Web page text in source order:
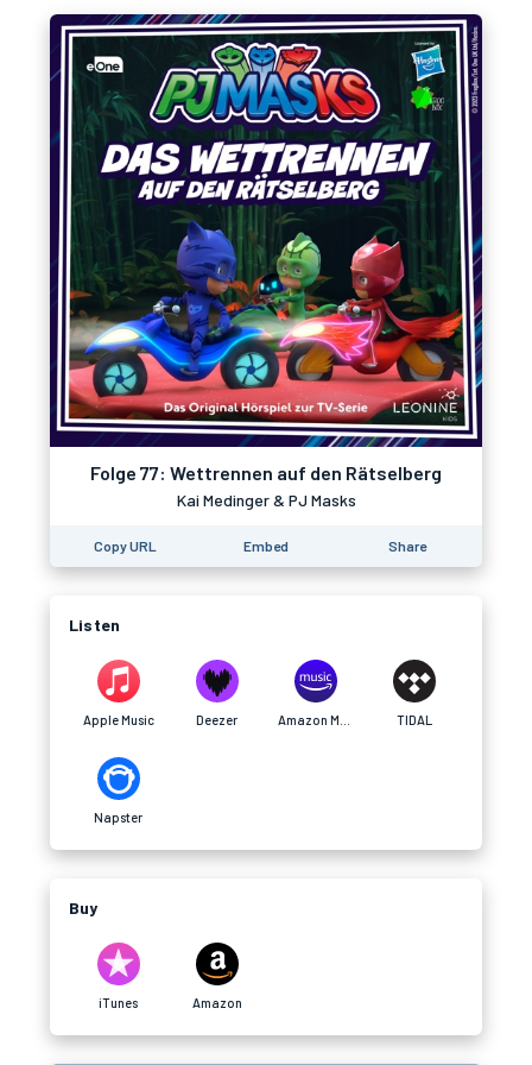
Folge 77: Wettrennen auf den Rätselberg
Kai Medinger & PJ Masks
Copy URL Embed Share
Listen
Apple Music Deezer TIDAL
Napster
Buy
iTunes Amazon